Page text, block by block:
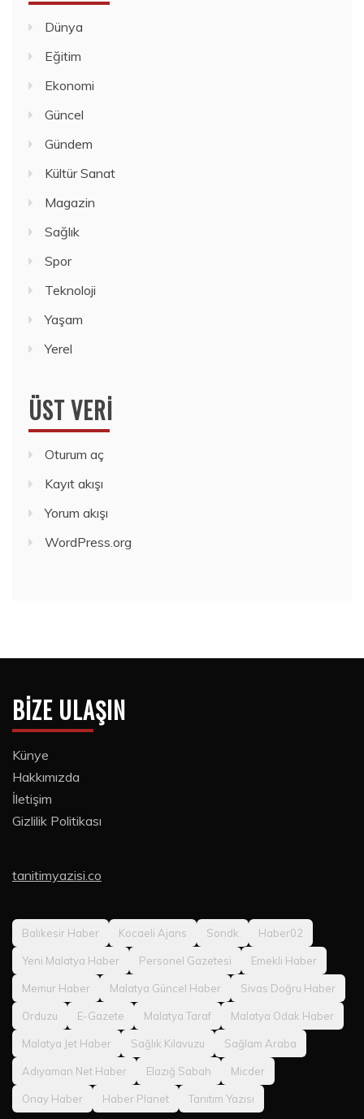
Dünya
Eğitim
Ekonomi
Güncel
Gündem
Kültür Sanat
Magazin
Sağlık
Spor
Teknoloji
Yaşam
Yerel
ÜST VERI
Oturum aç
Kayıt akışı
Yorum akışı
WordPress.org
BIZE ULAŞIN
Künye
Hakkımızda
İletişim
Gizlilik Politikası
tanitimyazisi.co
Balıkesir Haber Kocaeli Ajans Sondk Haber02
Yeni Malatya Haber Personel Gazetesi Emekli Haber
Memur Haber Malatya Güncel Haber Sivas Doğru Haber
Orduzu E-Gazete Malatya Taraf Malatya Odak Haber
Malatya Jet Haber Sağlık Kılavuzu Sağlam Araba
Adıyaman Net Haber Elazığ Sabah Micder
Onay Haber Haber Planet Tanıtım Yazısı